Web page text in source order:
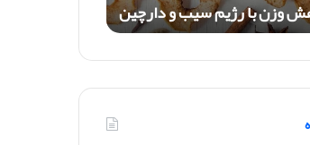
وزن با رژیم سیب و دارچین